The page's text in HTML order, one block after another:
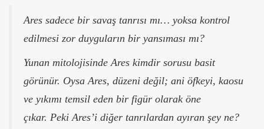
Ares sadece bir savaş tanrısı mı… yoksa kontrol
edilmesi zor duyguların bir yansıması mı?
Yunan mitolojisinde Ares kimdir sorusu basit
görünür. Oysa Ares, düzeni değil; ani öfkeyi, kaosu
ve yıkımı temsil eden bir figür olarak öne
çıkar. Peki Ares’i diğer tanrılardan ayıran şey ne?